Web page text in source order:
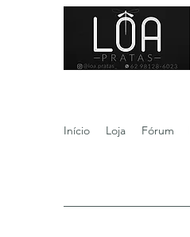
Início Loja Fórum